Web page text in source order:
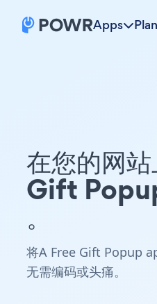
Apps
在您的网
Gift
。
将A Free Gift Popup
无需编码或头痛。